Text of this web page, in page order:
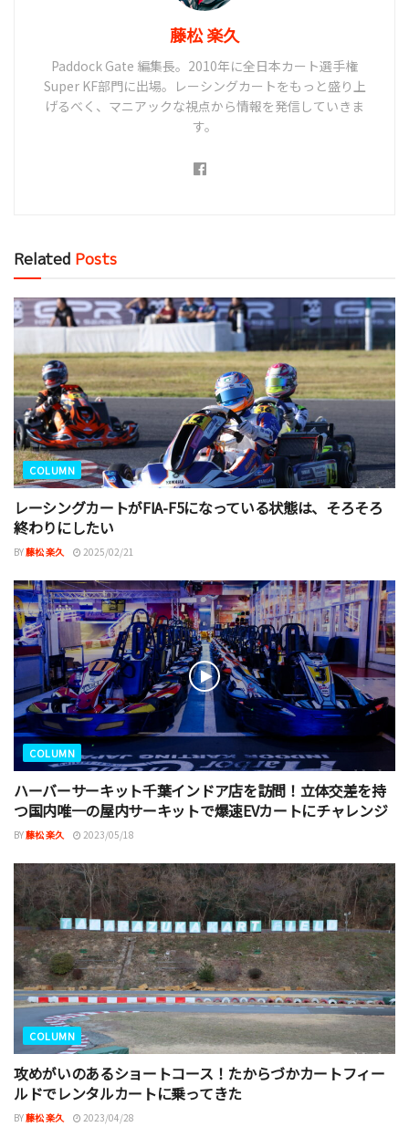
藤松 楽久
Paddock Gate 編集長。2010年に全日本カート選手権
Super KF部門に出場。レーシングカートをもっと盛り上
げるべく、マニアックな視点から情報を発信していきま
す。
Related Posts
COLUMN
レーシングカートがFIA-F5になっている状態は、そろそろ
終わりにしたい
BY藤松 楽久 2025/02/21
COLUMN
ハーバーサーキット千葉インドア店を訪問！立体交差を持
つ国内唯一の屋内サーキットで爆速EVカートにチャレンジ
BY藤松 楽久 2023/05/18
COLUMN
攻めがいのあるショートコース！たからづかカートフィー
ルドでレンタルカートに乗ってきた
BY藤松 楽久 2023/04/28